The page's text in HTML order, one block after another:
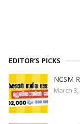
EDITOR’S PICKS
NCSM
March 3,